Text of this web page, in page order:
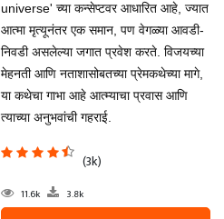
universe' च्या कन्सेप्टवर आधारित आहे, ज्यात
आत्मा मृत्यूनंतर एक समान, पण वेगळ्या आवडी-
निवडी असलेल्या जगात प्रवेश करते. विजयच्या
मेहनती आणि नताशासोबतच्या प्रेमकथेच्या मागे,
या कथेचा गाभा आहे आत्म्याचा प्रवास आणि
त्याच्या अनुभवांची गहराई.
(3k)
11.6k 3.8k